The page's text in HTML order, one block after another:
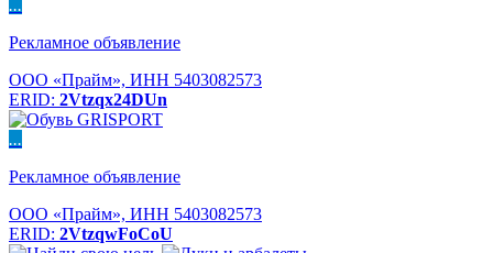
...
Рекламное объявление
ООО «Прайм», ИНН 5403082573
ERID: 2Vtzqx24DUn
...
Рекламное объявление
ООО «Прайм», ИНН 5403082573
ERID: 2VtzqwFoCoU